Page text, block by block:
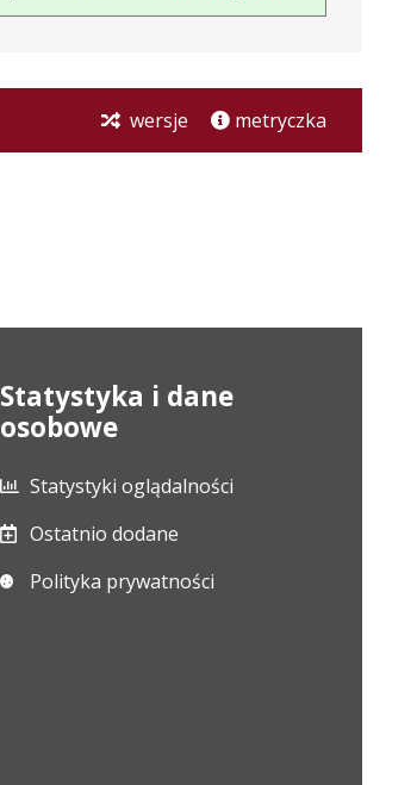
wersje metryczka
Statystyka i dane
osobowe
Statystyki oglądalności
Ostatnio dodane
Polityka prywatności